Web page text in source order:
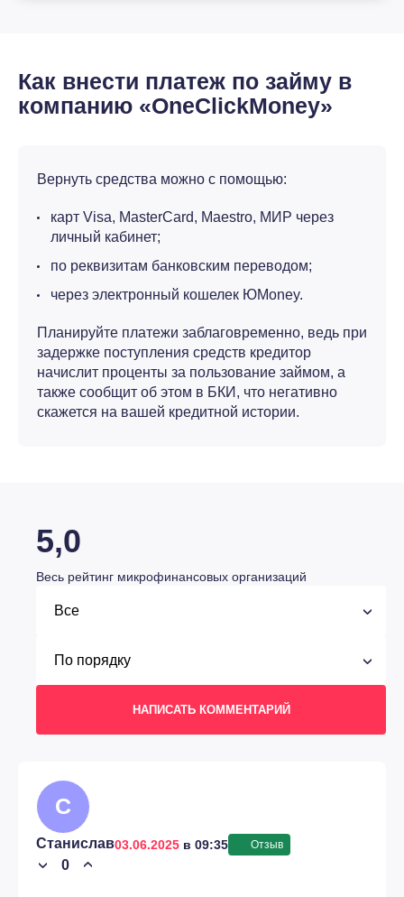
Как внести платеж по займу в
компанию «OneClickMoney»
Вернуть средства можно с помощью:
карт Visa, MasterCard, Maestro, МИР через
личный кабинет;
по реквизитам банковским переводом;
через электронный кошелек ЮMoney.
Планируйте платежи заблаговременно, ведь при
задержке поступления средств кредитор
начислит проценты за пользование займом, а
также сообщит об этом в БКИ, что негативно
скажется на вашей кредитной истории.
5,0
Весь рейтинг микрофинансовых организаций
НАПИСАТЬ КОММЕНТАРИЙ
С
Станислав03.06.2025 в 09:35 Отзыв
› 0 ›